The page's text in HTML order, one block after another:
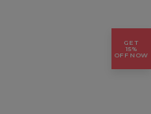
GET
15%
OFF NOW